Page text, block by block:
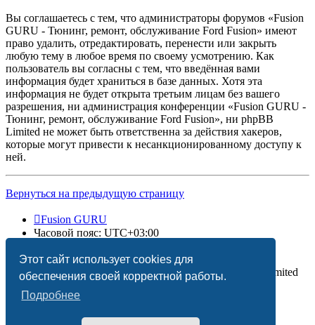
Этот сайт использует cookies для
обеспечения своей корректной работы.
Подробнее
Вы соглашаетесь с тем, что администраторы форумов «Fusion
GURU - Тюнинг, ремонт, обслуживание Ford Fusion» имеют
право удалить, отредактировать, перенести или закрыть
любую тему в любое время по своему усмотрению. Как
пользователь вы согласны с тем, что введённая вами
информация будет храниться в базе данных. Хотя эта
информация не будет открыта третьим лицам без вашего
разрешения, ни администрация конференции «Fusion GURU -
Тюнинг, ремонт, обслуживание Ford Fusion», ни phpBB
Limited не может быть ответственна за действия хакеров,
которые могут привести к несанкционированному доступу к
ней.
Вернуться на предыдущую страницу
Fusion GURU
Часовой пояс: UTC+03:00
Создано на основеphpBB® Forum Software © phpBB Limited